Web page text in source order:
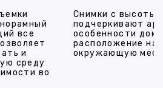
все
и
среду
во
Снимки с высоты
подчеркивают
особенности
расположение на
окружающую